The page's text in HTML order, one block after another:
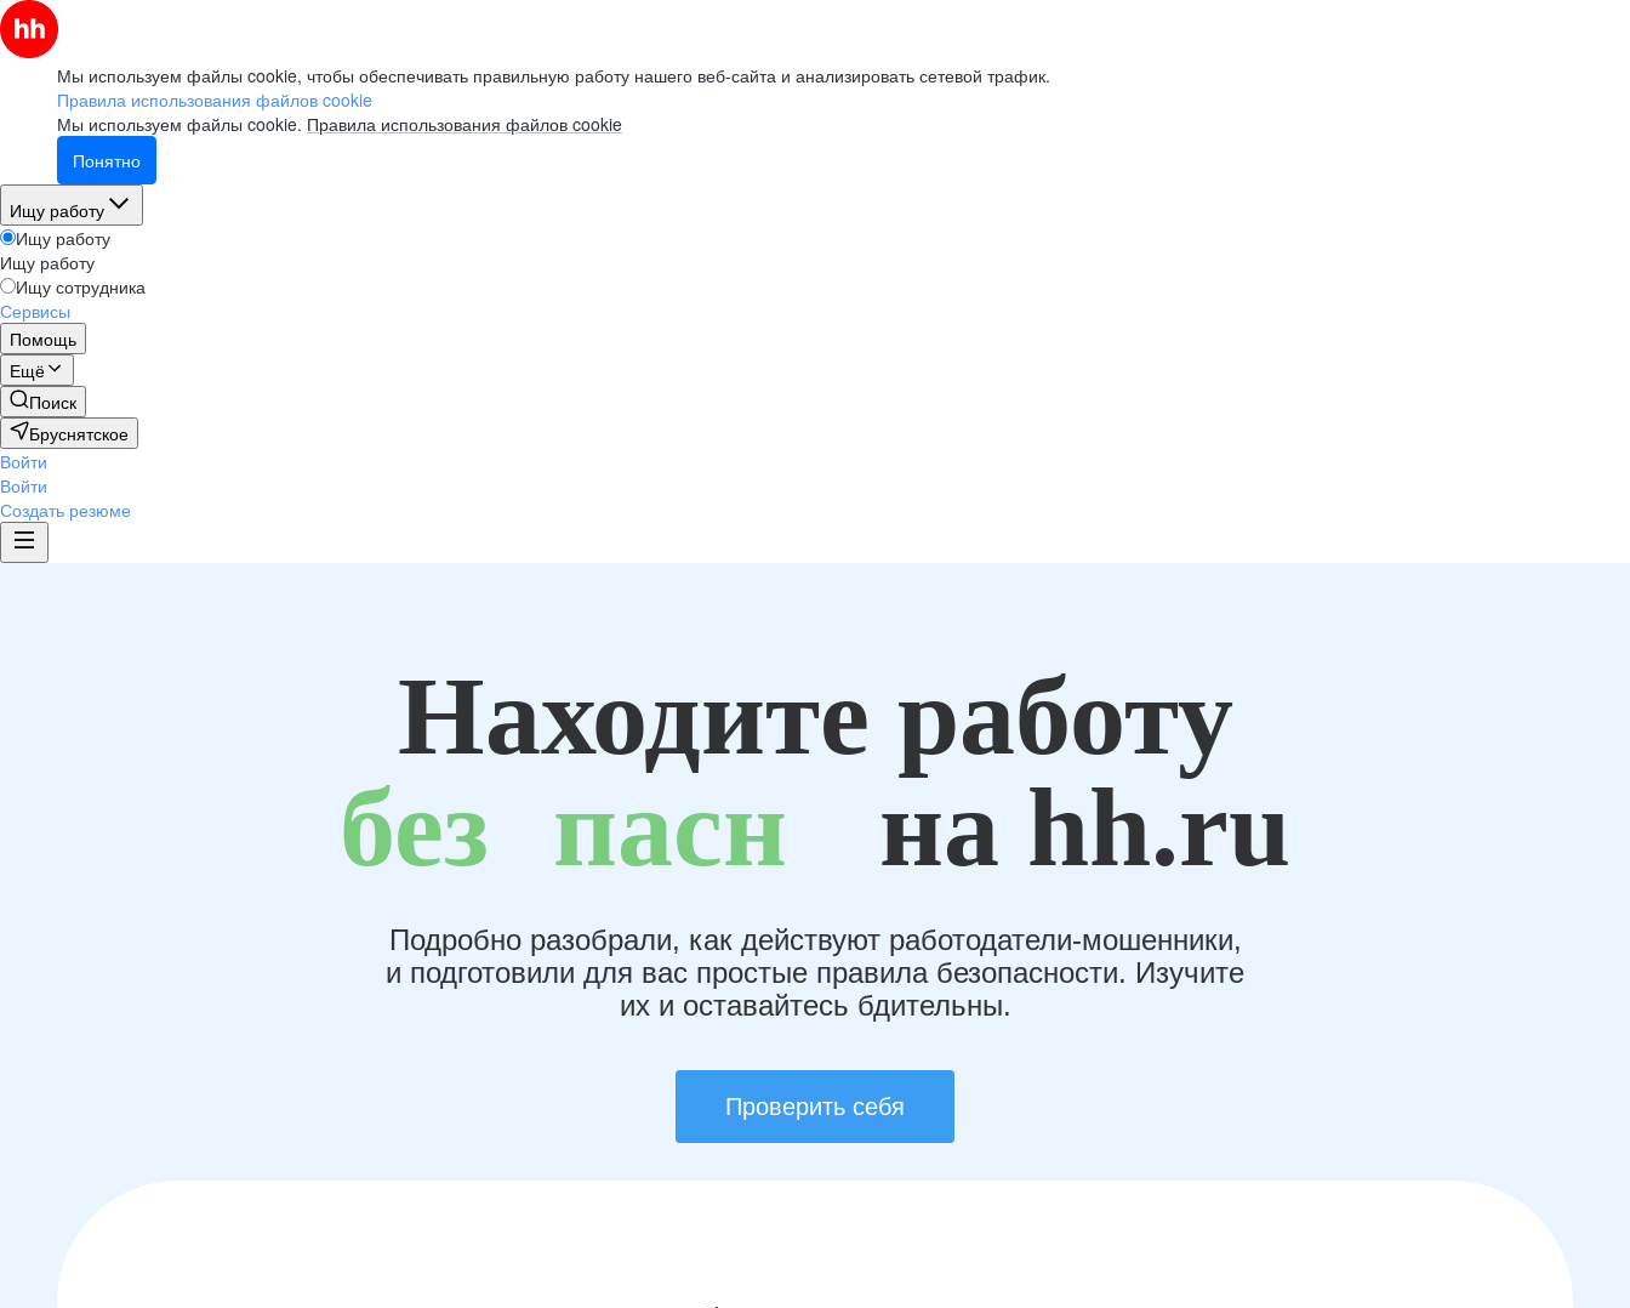
Мы используем файлы cookie, чтобы обеспечивать правильную работу нашего веб-сайта и анализировать сетевой трафик.
Правила использования файлов cookie
Мы используем файлы cookie. Правила использования файлов cookie
Понятно
Ищу работу
Ищу работу
Ищу работу
Ищу сотрудника
Сервисы
Помощь
Ещё
Поиск
Бруснятское
Войти
Войти
Создать резюме
Находите работу
без пасн на hh.ru
Подробно разобрали, как действуют работодатели-мошенники,
и подготовили для вас простые правила безопасности. Изучите
их и оставайтесь бдительны.
Проверить себя